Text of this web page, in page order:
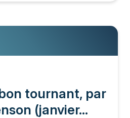
tournant, par
(janvier...